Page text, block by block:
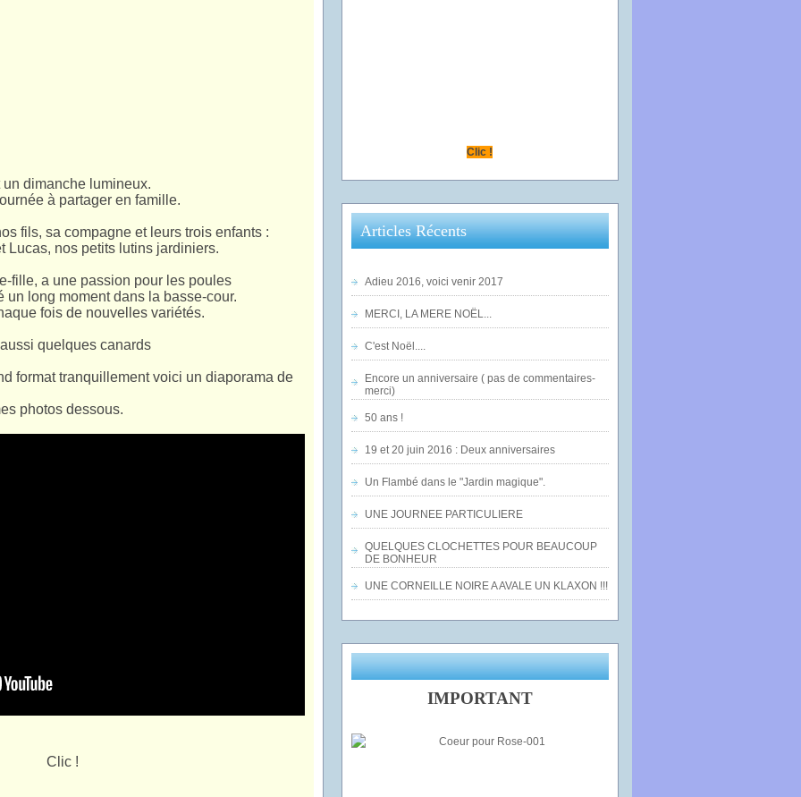
un dimanche lumineux.
à partager en famille.
fils, sa compagne et leurs trois enfants :
Lucas, nos petits lutins jardiniers.
fille, a une passion pour les poules
un long moment dans la basse-cour.
fois de nouvelles variétés.
quelques canards
format tranquillement voici un diaporama de
photos dessous.
Clic !
Articles Récents
Adieu 2016, voici venir 2017
MERCI, LA MERE NOËL...
C'est Noël....
Encore un anniversaire ( pas de commentaires-
merci)
50 ans !
19 et 20 juin 2016 : Deux anniversaires
Un Flambé dans le "Jardin magique".
UNE JOURNEE PARTICULIERE
QUELQUES CLOCHETTES POUR BEAUCOUP
DE BONHEUR
UNE CORNEILLE NOIRE A AVALE UN KLAXON !!!
IMPORTANT